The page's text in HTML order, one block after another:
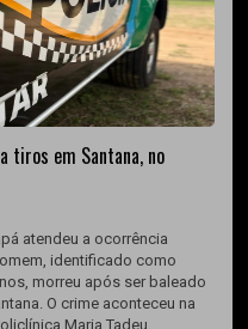
tiros em Santana, no
atendeu a ocorrência
identificado como
morreu após ser baleado
O crime aconteceu na
Maria Tadeu.